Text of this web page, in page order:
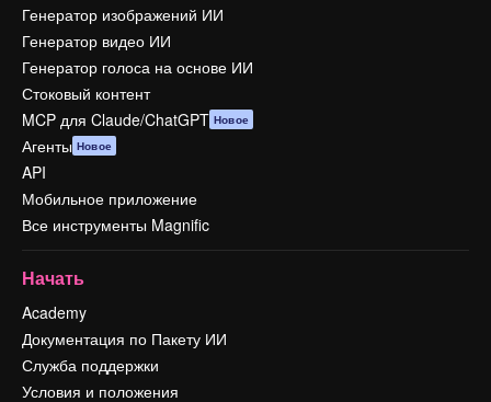
Генератор изображений ИИ
Генератор видео ИИ
Генератор голоса на основе ИИ
Стоковый контент
MCP для Claude/ChatGPT Новое
Агенты Новое
API
Мобильное приложение
Все инструменты Magnific
Начать
Academy
Документация по Пакету ИИ
Служба поддержки
Условия и положения